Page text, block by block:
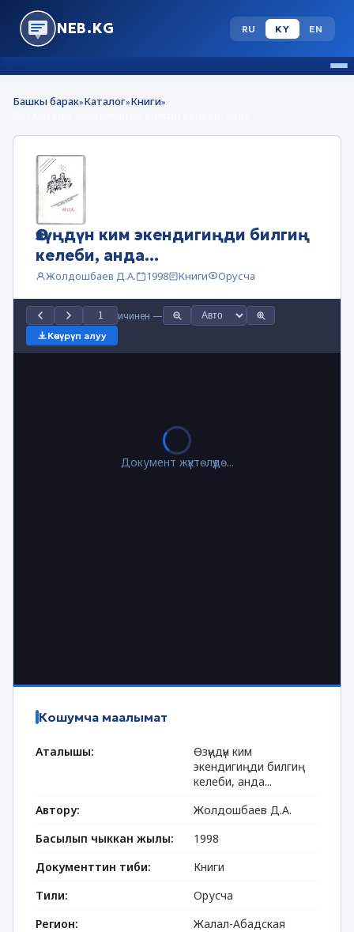
NEB.KG RU KY EN
Башкы барак»Каталог»Книги»
Өзүңдүн ким экендигиңди билгиң
келеби, анда...
Жолдошбаев Д.А. 1998 Книги Орусча
ичинен —
Көчүрүп алуу
Документ жүктөлүүдө...
Кошумча маалымат
Аталышы:
Өзүңдүн ким
экендигиңди билгиң
келеби, анда...
Автору:
Жолдошбаев Д.А.
Басылып чыккан жылы:
1998
Документтин тиби:
Книги
Тили:
Орусча
Регион:
Жалал-Абадская